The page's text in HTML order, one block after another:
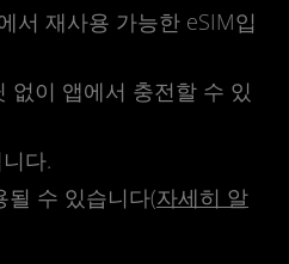
서 재사용 가능한 eSIM입
없이 앱에서 충전할 수 있
다.
될 수 있습니다(자세히 알